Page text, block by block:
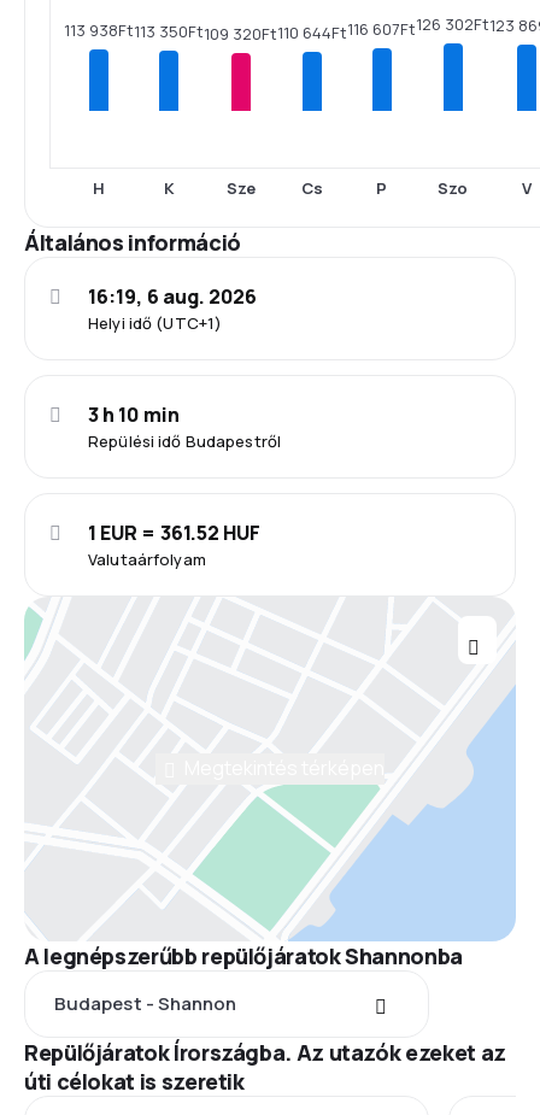
113 938Ft
H
113 350Ft
K
109 320Ft
Sze
110 644Ft
Cs
116 607Ft
P
126 302Ft
Szo
123
V
Általános információ
Helyi idő (UTC+1)
16:19, 6 aug. 2026
Repülési idő Budapestről
3 h 10 min
Valutaárfolyam
1 EUR = 361.52 HUF
A legnépszerűbb repülőjáratok Shannonba
Budapest - Shannon
Repülőjáratok Írországba. Az utazók ezeket az
úti célokat is szeretik